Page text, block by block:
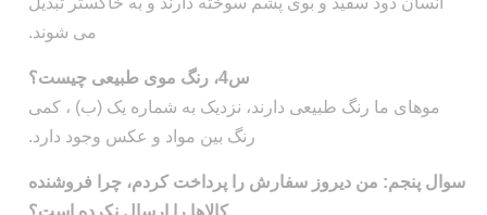
می شوند.
س4، رنگ موی طبیعی چیست؟
موهای ما رنگ طبیعی دارند، نزدیک به شماره یک (ب) ، کمی
رنگ بین مواد و عکس وجود دارد.
سوال پنجم: من دیروز سفارش را پرداخت کردم، چرا فروشنده